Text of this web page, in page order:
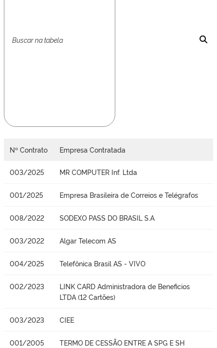
Nº Contrato Empresa Contratada
003/2025 MR COMPUTER Inf. Ltda
001/2025 Empresa Brasileira de Correios e Telégrafos
008/2022 SODEXO PASS DO BRASIL S.A
003/2022 Algar Telecom AS
004/2025 Telefônica Brasil AS - VIVO
002/2023
LINK CARD Administradora de Beneficios
LTDA (12 Cartões)
003/2023 CIEE
001/2005 TERMO DE CESSÃO ENTRE A SPG E SH